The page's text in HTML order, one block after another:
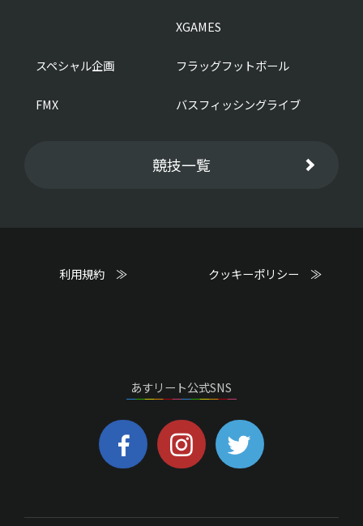
XGAMES
スペシャル企画 フラッグフットボール
FMX バスフィッシングライブ
競技一覧
利用規約 ≫ クッキーポリシー ≫
あすリート公式SNS